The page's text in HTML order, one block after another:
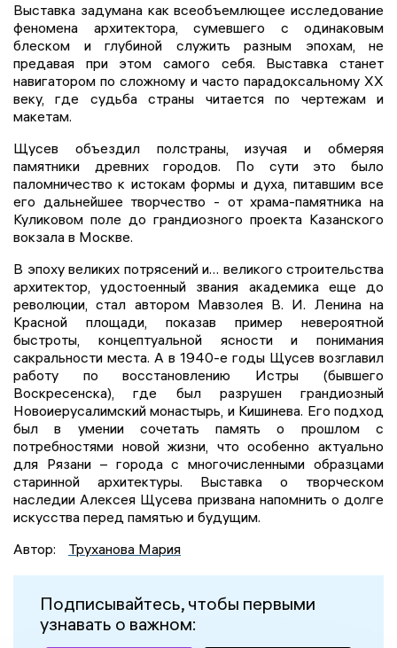
Выставка задумана как всеобъемлющее исследование
феномена архитектора, сумевшего с одинаковым
блеском и глубиной служить разным эпохам, не
предавая при этом самого себя. Выставка станет
навигатором по сложному и часто парадоксальному XX
веку, где судьба страны читается по чертежам и
макетам.
Щусев объездил полстраны, изучая и обмеряя
памятники древних городов. По сути это было
паломничество к истокам формы и духа, питавшим все
его дальнейшее творчество - от храма-памятника на
Куликовом поле до грандиозного проекта Казанского
вокзала в Москве.
В эпоху великих потрясений и… великого строительства
архитектор, удостоенный звания академика еще до
революции, стал автором Мавзолея В. И. Ленина на
Красной площади, показав пример невероятной
быстроты, концептуальной ясности и понимания
сакральности места. А в 1940-е годы Щусев возглавил
работу по восстановлению Истры (бывшего
Воскресенска), где был разрушен грандиозный
Новоиерусалимский монастырь, и Кишинева. Его подход
был в умении сочетать память о прошлом с
потребностями новой жизни, что особенно актуально
для Рязани – города с многочисленными образцами
старинной архитектуры. Выставка о творческом
наследии Алексея Щусева призвана напомнить о долге
искусства перед памятью и будущим.
Автор:
Труханова Мария
Подписывайтесь, чтобы первыми
узнавать о важном: